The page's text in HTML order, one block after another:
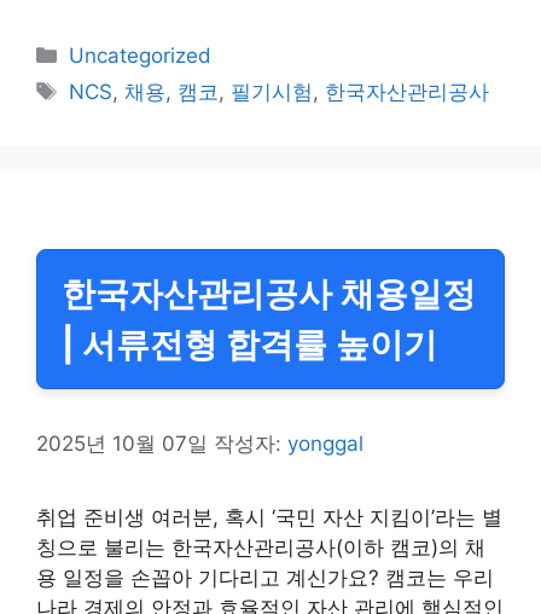
카
테
Uncategorized
태
NCS, 채용, 캠코 , 필기시험 , 한국자산관리공사
한국자산관리공사 채용일정
| 서류전형 합격률 높이기
2025년 10월 07일 작성자: yonggal
취업 준비생 여러분, 혹시 ‘국민 자산 지킴이’라는 별
칭으로 불리는 한국자산관리공사(이하 캠코)의 채
용 일정을 손꼽아 기다리고 계신가요? 캠코는 우리
나라 경제의 안정과 효율적인 자산 관리에 핵심적인